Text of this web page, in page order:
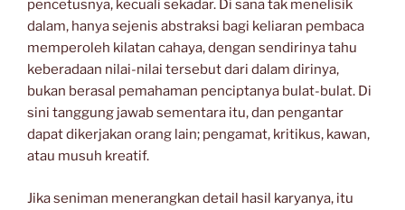
pencetusnya, kecuali sekadar. Di sana tak menelisik
dalam, hanya sejenis abstraksi bagi keliaran pembaca
memperoleh kilatan cahaya, dengan sendirinya tahu
keberadaan nilai-nilai tersebut dari dalam dirinya,
bukan berasal pemahaman penciptanya bulat-bulat. Di
sini tanggung jawab sementara itu, dan pengantar
dapat dikerjakan orang lain; pengamat, kritikus, kawan,
atau musuh kreatif.
Jika seniman menerangkan detail hasil karyanya, itu